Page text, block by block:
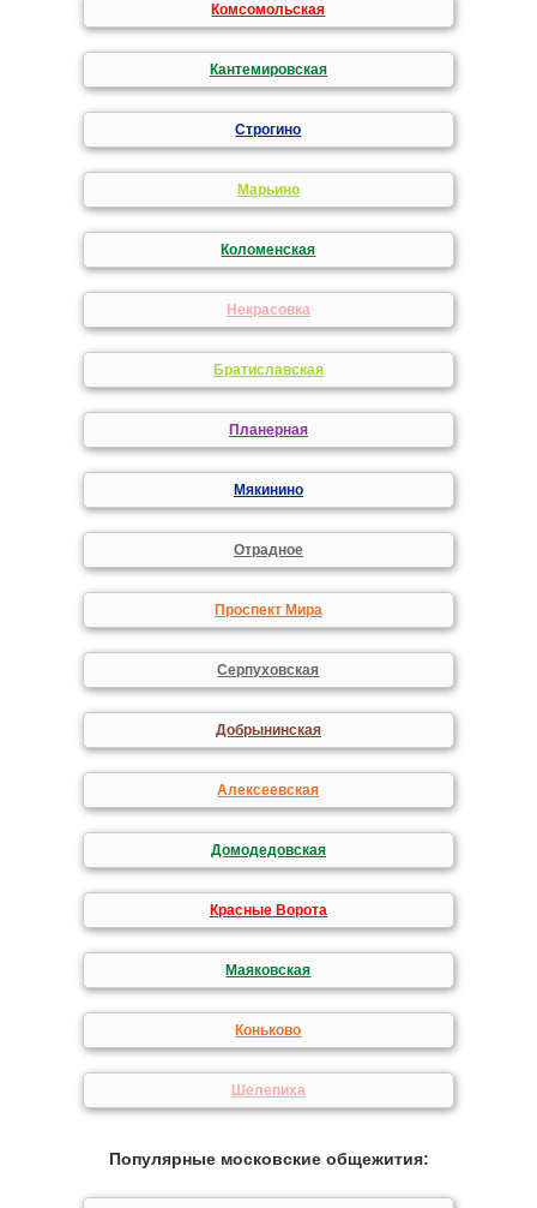
Комсомольская
Кантемировская
Строгино
Марьино
Коломенская
Некрасовка
Братиславская
Планерная
Мякинино
Отрадное
Проспект Мира
Серпуховская
Добрынинская
Алексеевская
Домодедовская
Красные Ворота
Маяковская
Коньково
Шелепиха
Популярные московские общежития: